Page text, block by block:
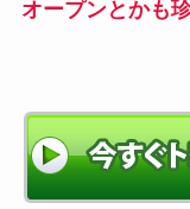
オープンとかも